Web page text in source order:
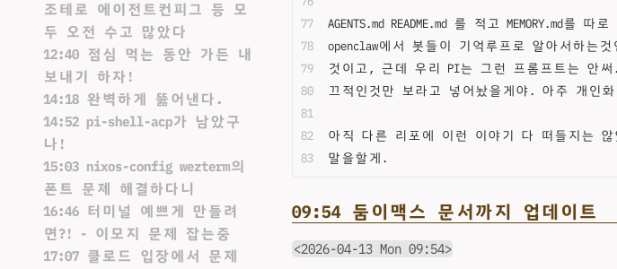
조테로 에이전트컨피그 등 모
두 오전 수고 많았다
12:40 점심 먹는 동안 가든 내
보내기 하자!
14:18 완벽하게 뚫어낸다.
14:52 pi-shell-acp가 남았구
나!
15:03 nixos-config wezterm의
폰트 문제 해결하다니
16:46 터미널 예쁘게 만들려
면?! - 이모지 문제 잡는중
17:07 클로드 입장에서 문제
AGENTS.md README.md 를 적고 MEMORY.md
openclaw에서 봇들이 기억루프로 알아서하는
것이고, 근데 우리 PI는 그런 프롬프트는 안
끄적인것만 보라고 넣어놨을게야. 아주 개인
아직 다른 리포에 이런 이야기 다 떠들지는
말을할게.
09:54 둠이맥스 문서까지 업데이트
<2026-04-13 Mon 09:54>